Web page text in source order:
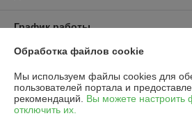
График работы
Полная версия сайта
Политика обработки cookies
Обработка файлов cookie
Мы используем файлы cookies для
пользователей портала и
рекомендаций. Вы можете настроить
отключить их.